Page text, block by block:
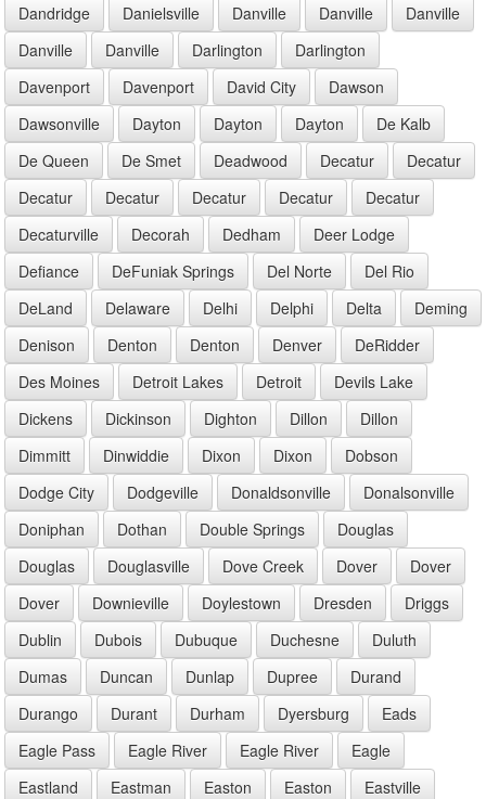
Dandridge
Danielsville Danville Danville
Danville
Danville
Danville Darlington
Darlington
Davenport
Davenport David City
Dawson
Dawsonville
Dayton Dayton Dayton
De Kalb
De Queen
De Smet Deadwood Decatur
Decatur
Decatur
Decatur Decatur Decatur
Decatur
Decaturville
Decorah Dedham
Deer Lodge
Defiance
DeFuniak Springs Del Norte
Del Rio
DeLand
Delaware Delhi Delphi Delta
Deming
Denison
Denton Denton Denver
DeRidder
Des Moines
Detroit Lakes Detroit
Devils Lake
Dickens
Dickinson Dighton Dillon
Dillon
Dimmitt
Dinwiddie Dixon Dixon
Dobson
Dodge City
Dodgeville Donaldsonville
Donalsonville
Doniphan
Dothan Double Springs
Douglas
Douglas
Douglasville Dove Creek Dover
Dover
Dover
Downieville Doylestown Dresden
Driggs
Dublin
Dubois Dubuque Duchesne
Duluth
Dumas
Duncan Dunlap Dupree
Durand
Durango
Durant Durham Dyersburg
Eads
Eagle Pass
Eagle River Eagle River
Eagle
Eastland
Eastman Easton Easton
Eastville